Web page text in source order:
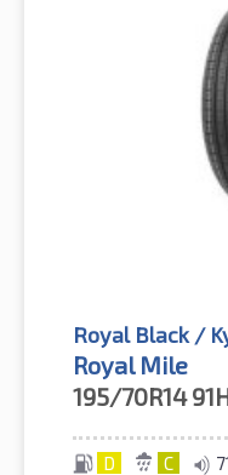
Royal Black /
Royal Mile
195/70R14
D C